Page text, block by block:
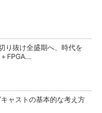
り抜け全盛期へ、時代を
FPGA...
ャストの基本的な考え方